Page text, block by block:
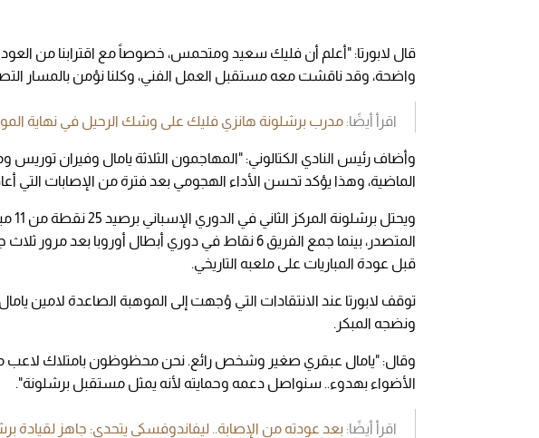
قال لابورتا: "أعلم أن فليك سعيد ومتحمس، خصوصاً مع اقترابنا من
واضحة، وقد ناقشت معه مستقبل العمل الفني، وكلنا نؤمن بالمسار
اقرأ أيضًا: مدرب برشلونة هانزي فليك على وشك الرحيل في نهاية
وأضاف رئيس النادي الكتالوني: "المهاجمون الثلاثة يامال وفيران
الماضية، وهذا يؤكد تحسن الأداء الهجومي بعد فترة من الإصابات التي
المتصدر، بينما جمع الفريق 6 نقاط في دوري أبطال
قبل عودة المباريات على ملعبه التاريخي.
توقف لابورتا عند الانتقادات التي وُجهت إلى الموهبة الصاعدة لامين
ونضجه المبكر.
وقال: "يامال عبقري صغير وشخص رائع. نحن محظوظون بامتلاك لاعب
الأضواء بهدوء.. سنواصل دعمه وحمايته لأنه يمثل مستقبل برشلونة".
اقرأ أيضًا: بعد عودته من الإصابة.. ليفاندوفسكي يتحدى: جاهز لقيادة